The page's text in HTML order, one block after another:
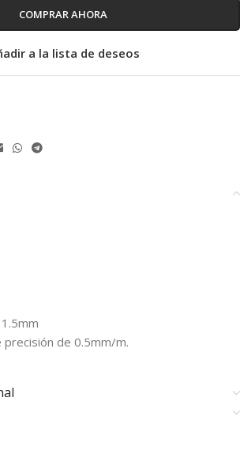
COMPRAR AHORA
a la lista de deseos
de 0.5mm/m.